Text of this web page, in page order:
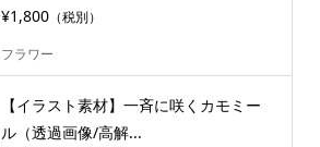
¥1,800（税別）
フラワー
【イラスト素材】一斉に咲くカモミー
ル（透過画像/高解...